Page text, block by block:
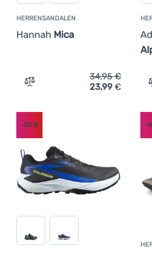
HERRENSANDALEN
Hannah Mica
Zum Vergleich
34,95€
23,99 €
-30 % -